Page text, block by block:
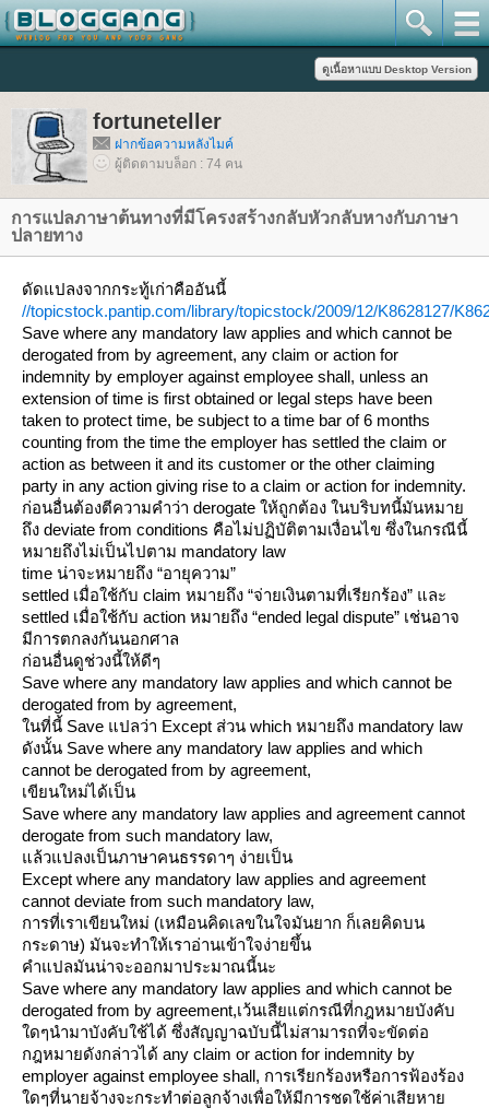
fortuneteller
ฝากข้อความหลังไมค์
ผู้ติดตามบล็อก : 74 คน
การแปลภาษาต้นทางที่มีโครงสร้างกลับหัวกลับหางกับภาษา
ปลายทาง
ดัดแปลงจากกระทู้เก่าคืออันนี้
//topicstock.pantip.com/library/topicstock/2009/12/K8628127/
Save where any mandatory law applies and which cannot be
derogated from by agreement, any claim or action for
indemnity by employer against employee shall, unless an
extension of time is first obtained or legal steps have been
taken to protect time, be subject to a time bar of 6 months
counting from the time the employer has settled the claim or
action as between it and its customer or the other claiming
party in any action giving rise to a claim or action for indemnity.
ก่อนอื่นต้องตีความคำว่า derogate ให้ถูกต้อง ในบริบทนี้มันหมา
ถึง deviate from conditions คือไม่ปฏิบัติตามเงื่อนไข ซึ่งในกรณีนี้
หมายถึงไม่เป็นไปตาม mandatory law
time น่าจะหมายถึง “อายุความ”
settled เมื่อใช้กับ claim หมายถึง “จ่ายเงินตามที่เรียกร้อง” และ
settled เมื่อใช้กับ action หมายถึง “ended legal dispute” เช่นอาจ
มีการตกลงกันนอกศาล
ก่อนอื่นดูช่วงนี้ให้ดีๆ
Save where any mandatory law applies and which cannot be
derogated from by agreement,
นที่นี้ Save แปลว่า Except ส่วน which หมายถึง mandatory law
ดังนั้น Save where any mandatory law applies and which
cannot be derogated from by agreement,
เขียนใหม่ได้เป็น
Save where any mandatory law applies and agreement cannot
derogate from such mandatory law,
ล้วแปลงเป็นภาษาคนธรรดาๆ ง่ายเป็น
Except where any mandatory law applies and agreement
cannot deviate from such mandatory law,
การที่เราเขียนใหม่ (เหมือนคิดเลขในใจมันยาก ก็เลยคิดบน
กระดาษ) มันจะทำให้เราอ่านเข้าใจง่ายขึ้น
คำแปลมันน่าจะออกมาประมาณนี้นะ
Save where any mandatory law applies and which cannot be
derogated from by agreement,เว้นเสียแต่กรณีที่กฎหมายบังคับ
ดๆนำมาบังคับใช้ได้ ซึ่งสัญญาฉบับนี้ไม่สามารถที่จะขัดต่อ
กฎหมายดังกล่าวได้ any claim or action for indemnity by
employer against employee shall, การเรียกร้องหรือการฟ้องร้อง
ดๆที่นายจ้างจะกระทำต่อลูกจ้างเพื่อให้มีการชดใช้ค่าเสียหา